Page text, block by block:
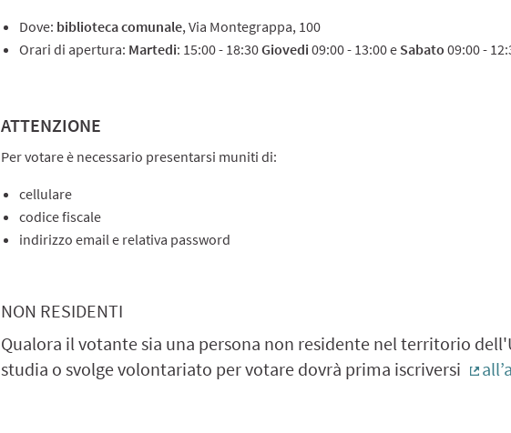
Dove: biblioteca comunale, Via Montegrappa, 100
Orari di apertura: Martedi: 15:00 - 18:30Giovedi 09:00 - 13:00 e Sabato 09:00 -
ATTENZIONE
Per votare è necessario presentarsi muniti di:
cellulare
codice fiscale
indirizzo email e relativa password
NON RESIDENTI
Qualora il votante sia una persona non residente nel territorio
studia o svolge volontariato per votare dovrà prima iscriversi